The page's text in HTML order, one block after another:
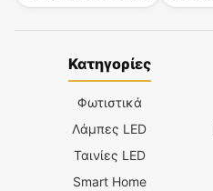
Κατηγορίες
Φωτιστικά
Λάμπες LED
Ταινίες LED
Smart Home